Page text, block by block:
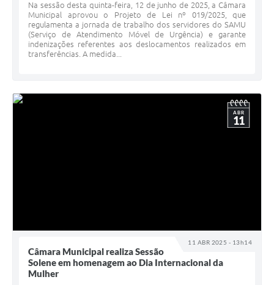
Na sessão desta quinta-feira, 12 de junho de 2025, a Câmara
Municipal aprovou o Projeto de Lei nº 019/2025, que
regulamenta a jornada de trabalho dos servidores do SAMU
(Serviço de Atendimento Móvel de Urgência) e garante
indenizações referentes aos deslocamentos realizados em
transferências. A medida...
11 ABR 2025 - 13h14
ABR
11
Câmara Municipal realiza Sessão
Solene em homenagem ao Dia Internacional da
Mulher